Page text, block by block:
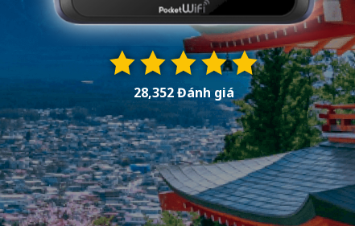
28,352 Đánh giá